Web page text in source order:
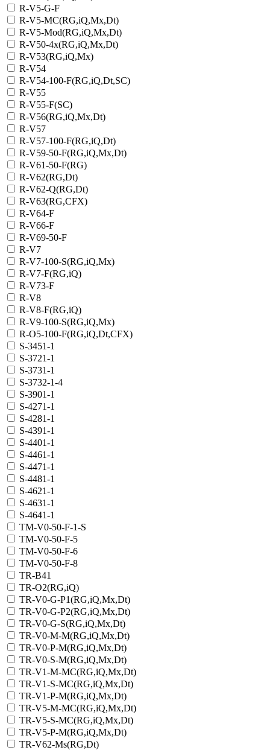
R-V5-G-F
R-V5-MC(RG,iQ,Mx,Dt)
R-V5-Mod(RG,iQ,Mx,Dt)
R-V50-4x(RG,iQ,Mx,Dt)
R-V53(RG,iQ,Mx)
R-V54
R-V54-100-F(RG,iQ,Dt,SC)
R-V55
R-V55-F(SC)
R-V56(RG,iQ,Mx,Dt)
R-V57
R-V57-100-F(RG,iQ,Dt)
R-V59-50-F(RG,iQ,Mx,Dt)
R-V61-50-F(RG)
R-V62(RG,Dt)
R-V62-Q(RG,Dt)
R-V63(RG,CFX)
R-V64-F
R-V66-F
R-V69-50-F
R-V7
R-V7-100-S(RG,iQ,Mx)
R-V7-F(RG,iQ)
R-V73-F
R-V8
R-V8-F(RG,iQ)
R-V9-100-S(RG,iQ,Mx)
R-О5-100-F(RG,iQ,Dt,CFX)
S-3451-1
S-3721-1
S-3731-1
S-3732-1-4
S-3901-1
S-4271-1
S-4281-1
S-4391-1
S-4401-1
S-4461-1
S-4471-1
S-4481-1
S-4621-1
S-4631-1
S-4641-1
TM-V0-50-F-1-S
TM-V0-50-F-5
TM-V0-50-F-6
TM-V0-50-F-8
TR-B41
TR-O2(RG,iQ)
TR-V0-G-P1(RG,iQ,Mx,Dt)
TR-V0-G-P2(RG,iQ,Mx,Dt)
TR-V0-G-S(RG,iQ,Mx,Dt)
TR-V0-M-M(RG,iQ,Mx,Dt)
TR-V0-P-M(RG,iQ,Mx,Dt)
TR-V0-S-M(RG,iQ,Mx,Dt)
TR-V1-M-MC(RG,iQ,Мх,Dt)
TR-V1-S-MC(RG,iQ,Мх,Dt)
TR-V1-Р-M(RG,iQ,Мх,Dt)
TR-V5-M-MC(RG,iQ,Мх,Dt)
TR-V5-S-MC(RG,iQ,Мх,Dt)
TR-V5-Р-M(RG,iQ,Мх,Dt)
TR-V62-Ms(RG,Dt)